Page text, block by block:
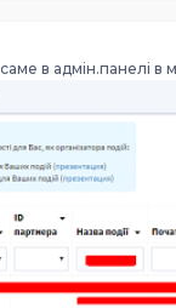
в адмін.панелі в